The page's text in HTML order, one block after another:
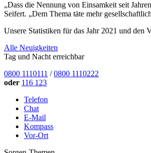
„Dass die Nennung von Einsamkeit seit
Seifert. „Dem Thema täte mehr
Unsere Statistiken für das Jahr 2021 und den
Alle Neuigkeiten
Tag und Nacht erreichbar
0800 1110111 /0800 1110222
oder 116 123
Telefon
Chat
E-Mail
Kompass
Vor-Ort